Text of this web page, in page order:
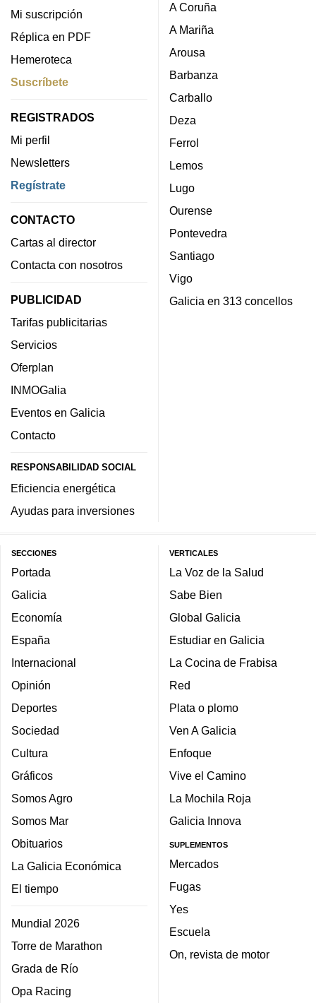
Mi suscripción
Réplica en PDF
Hemeroteca
Suscríbete
REGISTRADOS
Mi perfil
Newsletters
Regístrate
CONTACTO
Cartas al director
Contacta con nosotros
PUBLICIDAD
Tarifas publicitarias
Servicios
Oferplan
INMOGalia
Eventos en Galicia
Contacto
RESPONSABILIDAD SOCIAL
Eficiencia energética
Ayudas para inversiones
A Coruña
A Mariña
Arousa
Barbanza
Carballo
Deza
Ferrol
Lemos
Lugo
Ourense
Pontevedra
Santiago
Vigo
Galicia en 313 concellos
SECCIONES
Portada
Galicia
Economía
España
Internacional
Opinión
Deportes
Sociedad
Cultura
Gráficos
Somos Agro
Somos Mar
Obituarios
La Galicia Económica
El tiempo
Mundial 2026
Torre de Marathon
Grada de Río
Opa Racing
VERTICALES
La Voz de la Salud
Sabe Bien
Global Galicia
Estudiar en Galicia
La Cocina de Frabisa
Red
Plata o plomo
Ven A Galicia
Enfoque
Vive el Camino
La Mochila Roja
Galicia Innova
SUPLEMENTOS
Mercados
Fugas
Yes
Escuela
On, revista de motor